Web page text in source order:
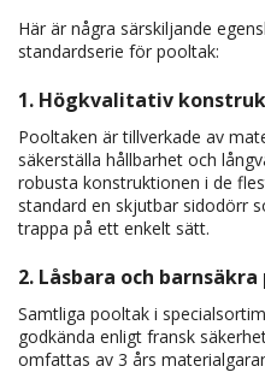
Här är några särskiljande
standardserie för pooltak:
1. Högkvalitativ
Pooltaken är tillverkade av
säkerställa hållbarhet och
robusta konstruktionen i de
standard en skjutbar sidodörr
trappa på ett enkelt sätt.
2. Låsbara och
Samtliga pooltak i
godkända enligt fransk
omfattas av 3 års